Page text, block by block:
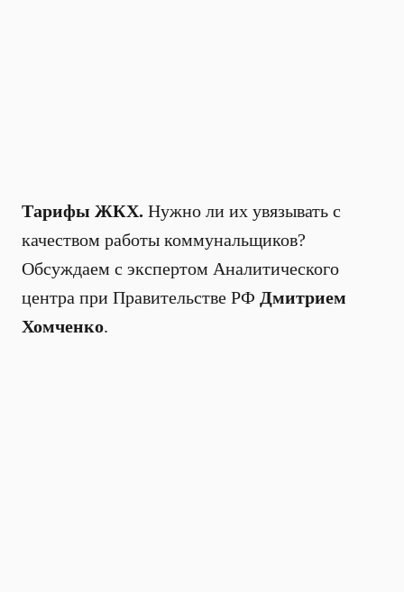
Тарифы ЖКХ. Нужно ли их увязывать с
качеством работы коммунальщиков?
Обсуждаем с экспертом Аналитического
центра при Правительстве РФ Дмитрием
Хомченко.